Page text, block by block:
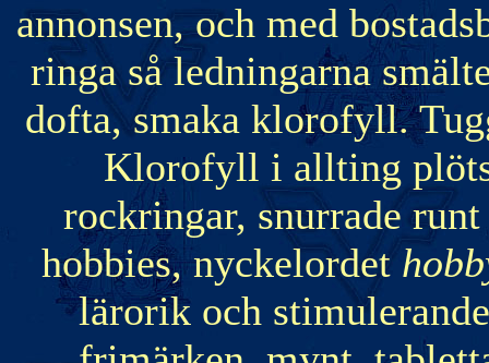
annonsen, och med
ringa så ledningarna
dofta, smaka klorofyll.
Klorofyll i allting
rockringar, snurrade
hobbies, nyckelordet
lärorik och